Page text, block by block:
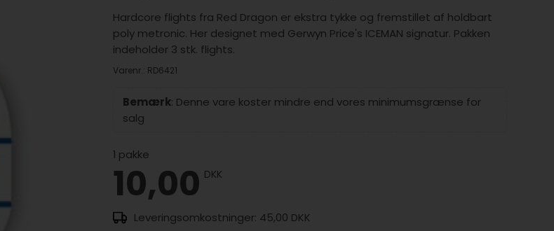
Hardcore flights fra Red Dragon er ekstra tykke og fremstillet af holdbart
poly metronic. Her designet med Gerwyn Price's ICEMAN signatur. Pakken
indeholder 3 stk. flights.
Varenr.: RD6421
Bemærk: Denne vare koster mindre end vores minimumsgrænse for
salg
1 pakke
10,00 DKK
45,00 DKK